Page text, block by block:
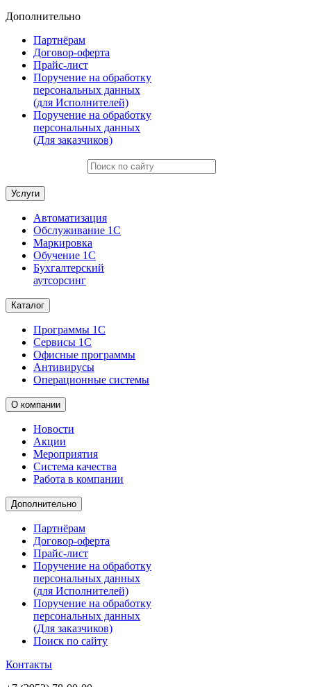
Дополнительно
Партнёрам
Договор-оферта
Прайс-лист
Поручение на обработку
персональных данных
(для Исполнителей)
Поручение на обработку
персональных данных
(Для заказчиков)
Услуги
Автоматизация
Обслуживание 1С
Маркировка
Обучение 1С
Бухгалтерский
аутсорсинг
Каталог
Программы 1С
Сервисы 1С
Офисные программы
Антивирусы
Операционные системы
О компании
Новости
Акции
Мероприятия
Система качества
Работа в компании
Дополнительно
Партнёрам
Договор-оферта
Прайс-лист
Поручение на обработку
персональных данных
(для Исполнителей)
Поручение на обработку
персональных данных
(Для заказчиков)
Поиск по сайту
Контакты